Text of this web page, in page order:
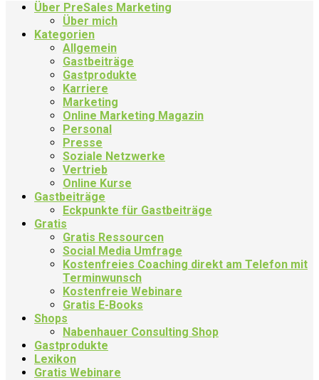
Über PreSales Marketing
Über mich
Kategorien
Allgemein
Gastbeiträge
Gastprodukte
Karriere
Marketing
Online Marketing Magazin
Personal
Presse
Soziale Netzwerke
Vertrieb
Online Kurse
Gastbeiträge
Eckpunkte für Gastbeiträge
Gratis
Gratis Ressourcen
Social Media Umfrage
Kostenfreies Coaching direkt am Telefon mit
Terminwunsch
Kostenfreie Webinare
Gratis E-Books
Shops
Nabenhauer Consulting Shop
Gastprodukte
Lexikon
Gratis Webinare